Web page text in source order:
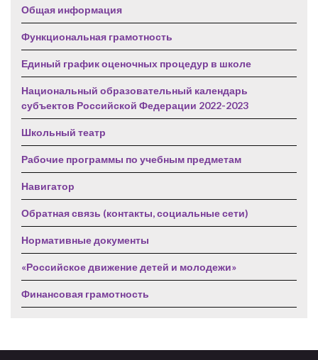
Общая информация
Функциональная грамотность
Единый график оценочных процедур в школе
Национальный образовательный календарь
субъектов Российской Федерации 2022-2023
Школьный театр
Рабочие программы по учебным предметам
Навигатор
Обратная связь (контакты, социальные сети)
Нормативные документы
«Российское движение детей и молодежи»
Финансовая грамотность